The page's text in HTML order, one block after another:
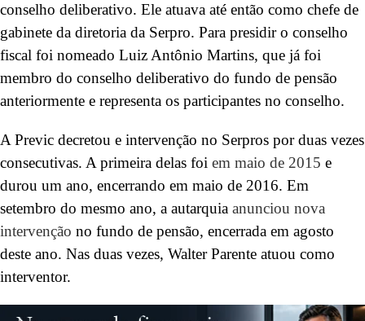
conselho deliberativo. Ele atuava até então como chefe de
gabinete da diretoria da Serpro. Para presidir o conselho
fiscal foi nomeado Luiz Antônio Martins, que já foi
membro do conselho deliberativo do fundo de pensão
anteriormente e representa os participantes no conselho.
A Previc decretou e intervenção no Serpros por duas vezes
consecutivas. A primeira delas foi em maio de 2015 e
durou um ano, encerrando em maio de 2016. Em
setembro do mesmo ano, a autarquia anunciou nova
intervenção no fundo de pensão, encerrada em agosto
deste ano. Nas duas vezes, Walter Parente atuou como
interventor.